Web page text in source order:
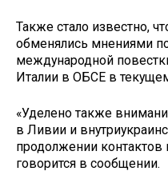
Также стало известно,
обменялись мнениями
международной
Италии в ОБСЕ в
«Уделено также
в Ливии и
продолжении контактов
говорится в сообщении.